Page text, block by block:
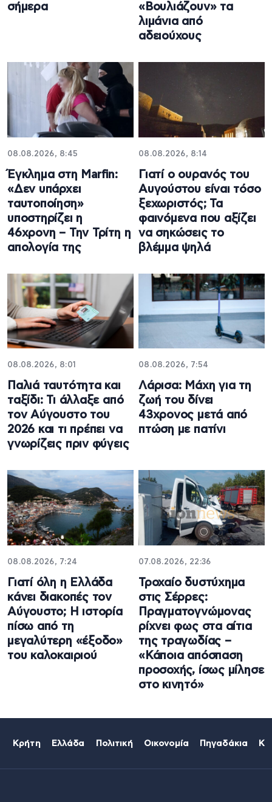
σήμερα
«Βουλιάζουν» τα
λιμάνια από
αδειούχους
08.08.2026, 8:45
Έγκλημα στη Marfin:
«Δεν υπάρχει
ταυτοποίηση»
υποστηρίζει η
46χρονη – Την Τρίτη η
απολογία της
08.08.2026, 8:14
Γιατί ο ουρανός του
Αυγούστου είναι τόσο
ξεχωριστός; Τα
φαινόμενα που αξίζει
να σηκώσεις το
βλέμμα ψηλά
08.08.2026, 8:01
Παλιά ταυτότητα και
ταξίδι: Τι άλλαξε από
τον Αύγουστο του
2026 και τι πρέπει να
γνωρίζεις πριν φύγεις
08.08.2026, 7:54
Λάρισα: Μάχη για τη
ζωή του δίνει
43χρονος μετά από
πτώση με πατίνι
08.08.2026, 7:24
Γιατί όλη η Ελλάδα
κάνει διακοπές τον
Αύγουστο; Η ιστορία
πίσω από τη
μεγαλύτερη «έξοδο»
του καλοκαιριού
07.08.2026, 22:36
Τροχαίο δυστύχημα
στις Σέρρες:
Πραγματογνώμονας
ρίχνει φως στα αίτια
της τραγωδίας –
«Κάποια απόσπαση
προσοχής, ίσως μίλησε
στο κινητό»
Κρήτη Ελλάδα Πολιτική Οικονομία Πηγαδάκια